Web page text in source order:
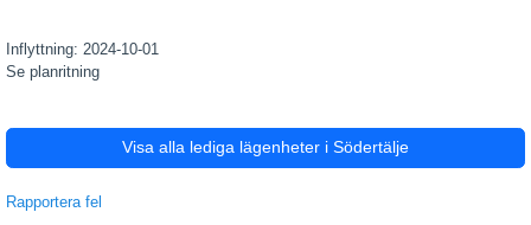
Inflyttning: 2024-10-01
Se planritning
Visa alla lediga lägenheter i Södertälje
Rapportera fel